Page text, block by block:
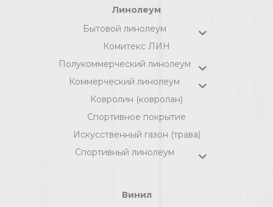
Линолеум
Бытовой линолеум
Комитекс ЛИН
Полукоммерческий линолеум
Коммерческий линолеум
Ковролин (ковролан)
Спортивное покрытие
Искусственный газон (трава)
Спортивный линолеум
Винил